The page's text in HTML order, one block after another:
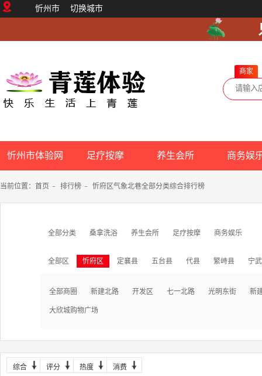
忻州市 切换城市
商家
忻州市体验网 足疗按摩 养生会所 商务娱
当前位置： 首页 - 排行榜 - 忻府区气象北巷全部分类综合排行榜
全部分类 桑拿洗浴 养生会所 足疗按摩 商务娱乐
全部区 忻府区 定襄县 五台县 代县 繁峙县 宁
全部商圈 新建北路 开发区 七一北路 光明东街 新
大欣城购物广场
综合 评分 热度 消费